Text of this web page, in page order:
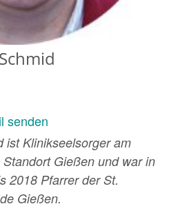
Schmid
senden
ist Klinikseelsorger am
Gießen und war in
2018 Pfarrer der St.
Gießen.